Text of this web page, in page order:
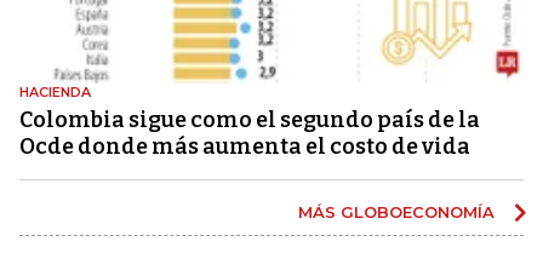
HACIENDA
Colombia sigue como el segundo país de la
Ocde donde más aumenta el costo de vida
MÁS GLOBOECONOMÍA